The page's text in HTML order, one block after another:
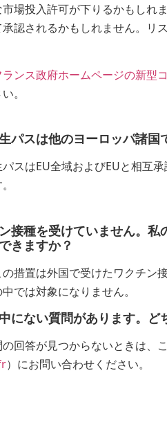
場投入許可が下りるかもしれ
認されるかもしれません。リ
ランス政府ホームページの新型
。
パスは他のヨーロッパ諸国
スはEU全域およびEUと相互
接種を受けていません。
きますか？
措置は外国で受けたワクチン
では対象になりません。
にない質問があります。
回答が見つからないときは、
）にお問い合わせください。